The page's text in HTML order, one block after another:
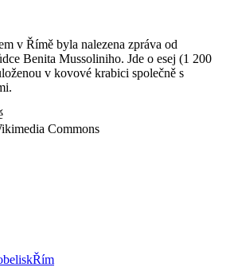
v Římě byla nalezena zpráva od
Benita Mussoliniho. Jde o esej (1 200
v kovové krabici společně s
Commons
Řím